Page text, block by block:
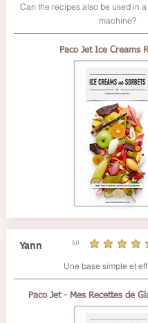
Can the recipes also be used in
machine?
Paco Jet Ice Creams
Yann 5.0
la note moyenne est 5 sur 5
Une base simple et
Paco Jet - Mes Recettes de